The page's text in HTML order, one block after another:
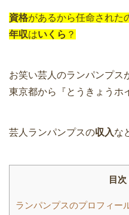
資格があるから任命された
年収はいくら ？
お笑い芸人のランパンプス
東京都から『とうきょうホ
芸人ランパンプスの収入な
目次
ランパンプスのプロフィー